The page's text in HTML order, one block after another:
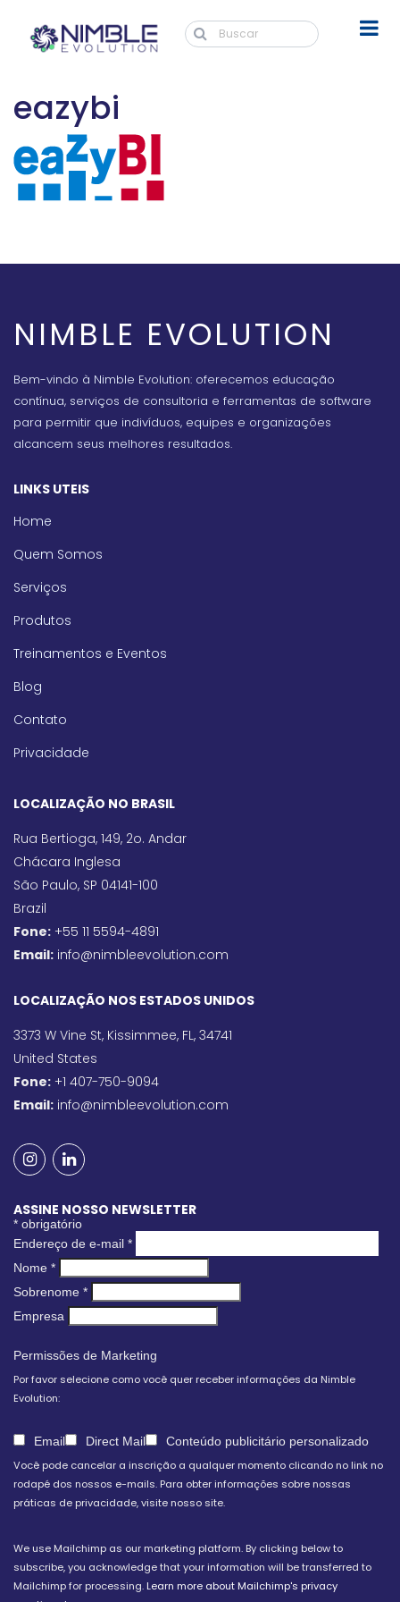
eazybi
NIMBLE EVOLUTION
Bem-vindo à Nimble Evolution: oferecemos educação
contínua, serviços de consultoria e ferramentas de software
para permitir que indivíduos, equipes e organizações
alcancem seus melhores resultados.
LINKS UTEIS
Home
Quem Somos
Serviços
Produtos
Treinamentos e Eventos
Blog
Contato
Privacidade
LOCALIZAÇÃO NO BRASIL
Rua Bertioga, 149, 2o. Andar
Chácara Inglesa
São Paulo, SP 04141-100
Brazil
Fone: +55 11 5594-4891
Email: info@nimbleevolution.com
LOCALIZAÇÃO NOS ESTADOS UNIDOS
3373 W Vine St, Kissimmee, FL, 34741
United States
Fone: +1 407-750-9094
Email: info@nimbleevolution.com
ASSINE NOSSO NEWSLETTER
* obrigatório
Endereço de e-mail *
Nome *
Sobrenome *
Empresa
Permissões de Marketing
Por favor selecione como você quer receber informações da Nimble
Evolution:
Email Direct Mail
Conteúdo publicitário personalizado
Você pode cancelar a inscrição a qualquer momento clicando no link no
rodapé dos nossos e-mails. Para obter informações sobre nossas
práticas de privacidade, visite nosso site.
We use Mailchimp as our marketing platform. By clicking below to
subscribe, you acknowledge that your information will be transferred to
Mailchimp for processing.Learn more about Mailchimp's privacy